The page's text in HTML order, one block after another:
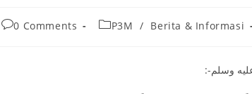
Post
P3M / Berita & Informasi
Post
0 Comments
وسلم-: